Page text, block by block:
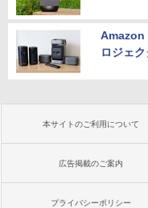
Amazon
ロジェ
本サイトのご利用について
広告掲載のご案内
プライバシーポリシー